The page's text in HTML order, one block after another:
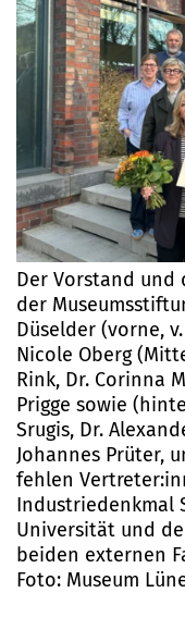
Der Vorstand und
der
Düselder (vorne,
Nicole Oberg
Rink, Dr. Corinna
Prigge sowie
Srugis, Dr.
Johannes Prüter,
fehlen
Industriedenkmal
Universität und
beiden externen
Foto: Museum